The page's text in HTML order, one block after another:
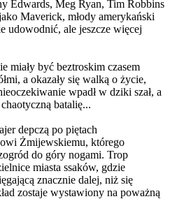
Edwards, Meg Ryan, Tim Robbins
Maverick, młody amerykański
udowodnić, ale jeszcze więcej
miały być beztroskim czasem
a okazały się walką o życie,
wpadł w dziki szał, a
batalię...
depczą po piętach
Żmijewskiemu, którego
do góry nogami. Trop
miasta ssaków, gdzie
znacznie dalej, niż się
zostaje wystawiony na poważną